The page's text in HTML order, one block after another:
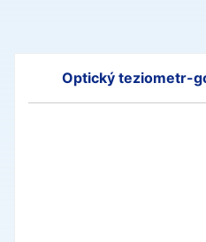
Optický teziometr-